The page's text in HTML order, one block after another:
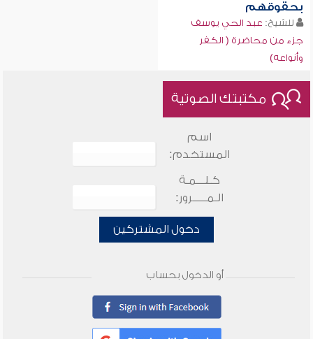
بحقوقهم
للشيخ: عبد الحي يوسف
جزء من محاضرة ( الكفر
وأنواعه)
مكتبتك الصوتية
اسم
المستخدم:
كـلـــمـة
الـمـــــرور:
دخول المشتركين
أو الدخول بحساب